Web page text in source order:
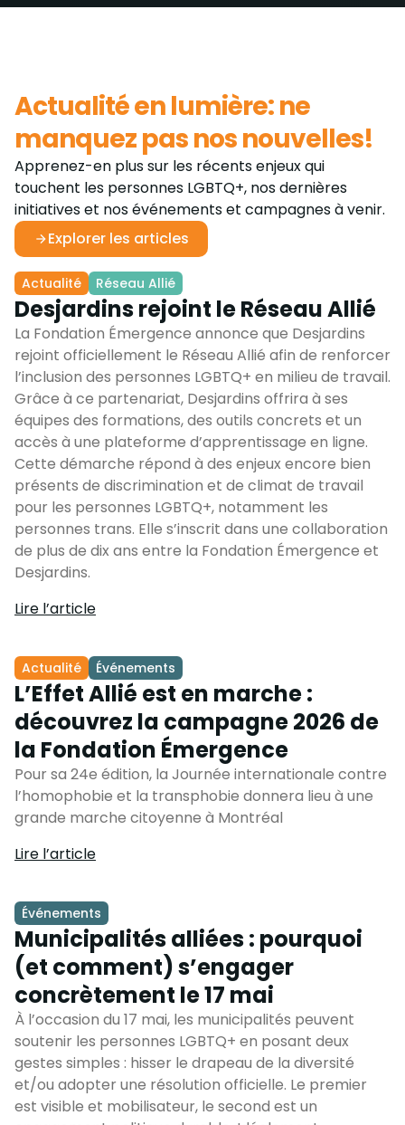
Actualité en lumière: ne
manquez pas nos nouvelles!
Apprenez-en plus sur les récents enjeux qui
touchent les personnes LGBTQ+, nos dernières
initiatives et nos événements et campagnes à venir.
Explorer les articles
Actualité Réseau Allié
Desjardins rejoint le Réseau Allié
La Fondation Émergence annonce que Desjardins
rejoint officiellement le Réseau Allié afin de renforcer
l’inclusion des personnes LGBTQ+ en milieu de travail.
Grâce à ce partenariat, Desjardins offrira à ses
équipes des formations, des outils concrets et un
accès à une plateforme d’apprentissage en ligne.
Cette démarche répond à des enjeux encore bien
présents de discrimination et de climat de travail
pour les personnes LGBTQ+, notamment les
personnes trans. Elle s’inscrit dans une collaboration
de plus de dix ans entre la Fondation Émergence et
Desjardins.
Lire l’article
Actualité Événements
L’Effet Allié est en marche :
découvrez la campagne 2026 de
la Fondation Émergence
Pour sa 24e édition, la Journée internationale contre
l’homophobie et la transphobie donnera lieu à une
grande marche citoyenne à Montréal
Lire l’article
Événements
Municipalités alliées : pourquoi
(et comment) s’engager
concrètement le 17 mai
À l’occasion du 17 mai, les municipalités peuvent
soutenir les personnes LGBTQ+ en posant deux
gestes simples : hisser le drapeau de la diversité
et/ou adopter une résolution officielle. Le premier
est visible et mobilisateur, le second est un